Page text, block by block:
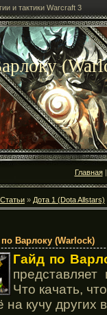
и тактики Warcraft 3
Главная
Статьи » Дота 1 (Dota Allstars)
Варлоку (Warlock)
Гайд по
Что качать,
на кучу других